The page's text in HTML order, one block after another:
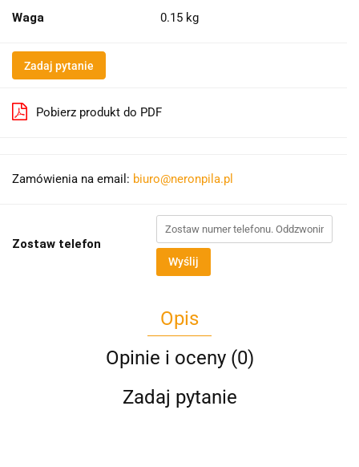
Waga 0.15 kg
Zadaj pytanie
Pobierz produkt do PDF
Zamówienia na email: biuro@neronpila.pl
Zostaw telefon
Wyślij
Opis
Opinie i oceny (0)
Zadaj pytanie